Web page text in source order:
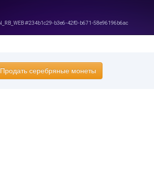
Продать серебряные монеты